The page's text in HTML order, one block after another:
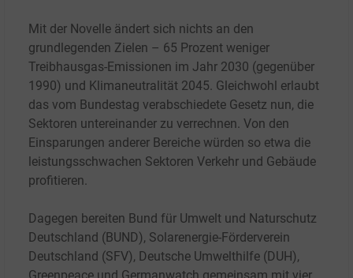
Mit der Novelle ändert sich nichts an den
grundlegenden Zielen – 65 Prozent weniger
Treibhausgas-Emissionen im Jahr 2030 (gegenüber
1990) und Klimaneutralität 2045. Gleichwohl erlaubt
das vom Bundestag verabschiedete Gesetz nun, die
Sektoren untereinander zu verrechnen. Von den
Einsparungen anderer Bereiche würden so etwa die
leistungsschwachen Sektoren Verkehr und Gebäude
profitieren.
Dagegen bereiten Bund für Umwelt und Naturschutz
Deutschland (BUND), Solarenergie-Förderverein
Deutschland (SFV), Deutsche Umwelthilfe (DUH),